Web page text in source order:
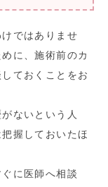
ではありませ
に、施術前のカ
ておくことをお
ないという人
握しておいたほ
に医師へ相談